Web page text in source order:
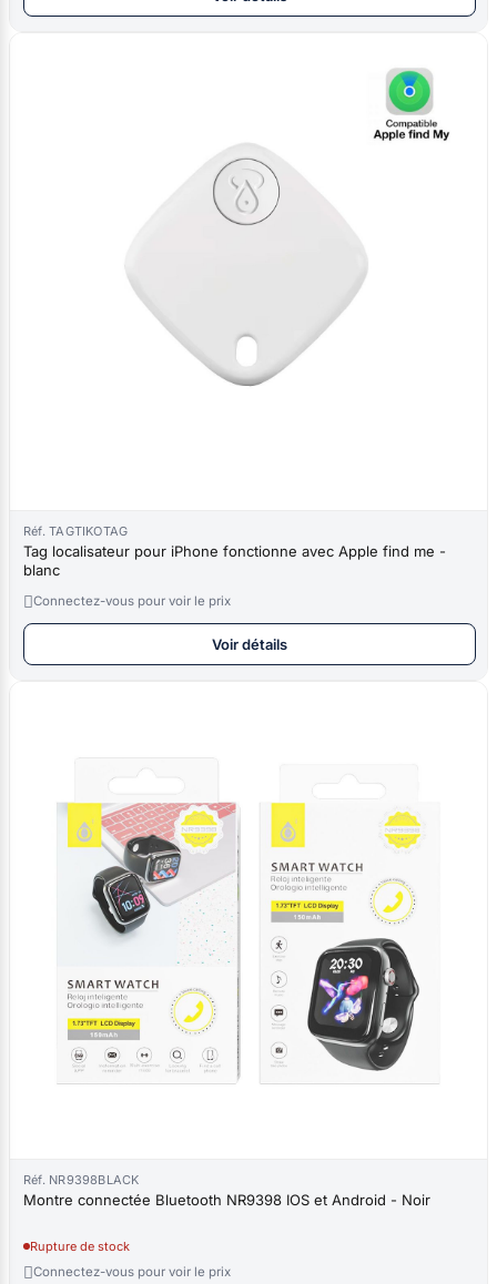
Réf. TAGTIKOTAG
Tag localisateur pour iPhone fonctionne avec Apple find me -
blanc
Connectez-vous pour voir le prix
Voir détails
Réf. NR9398BLACK
Montre connectée Bluetooth NR9398 IOS et Android - Noir
Rupture de stock
Connectez-vous pour voir le prix